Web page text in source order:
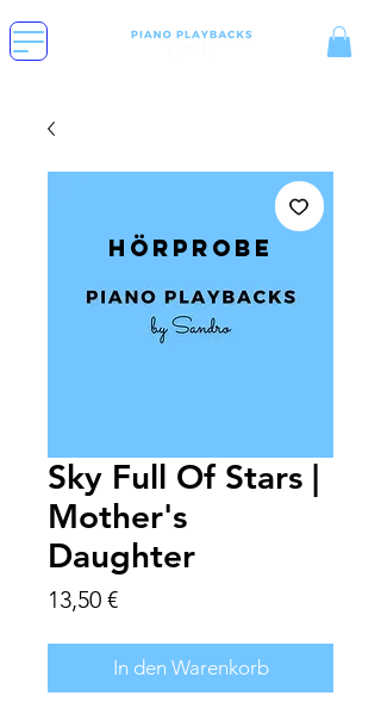
Sky Full Of Stars |
Mother's
Daughter
13,50 €Preis
In den Warenkorb
Hörprobe